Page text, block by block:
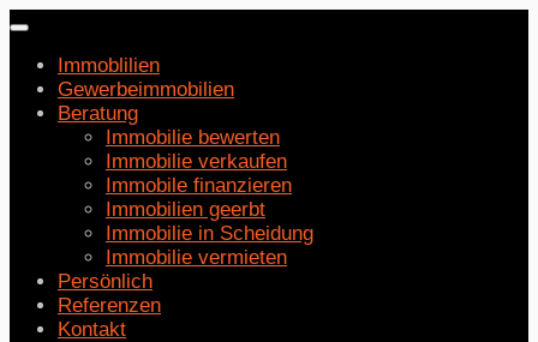
Navigation
umschalten
Immoblilien
Gewerbeimmobilien
Beratung
Immobilie bewerten
Immobilie verkaufen
Immobile finanzieren
Immobilien geerbt
Immobilie in Scheidung
Immobilie vermieten
Persönlich
Referenzen
Kontakt